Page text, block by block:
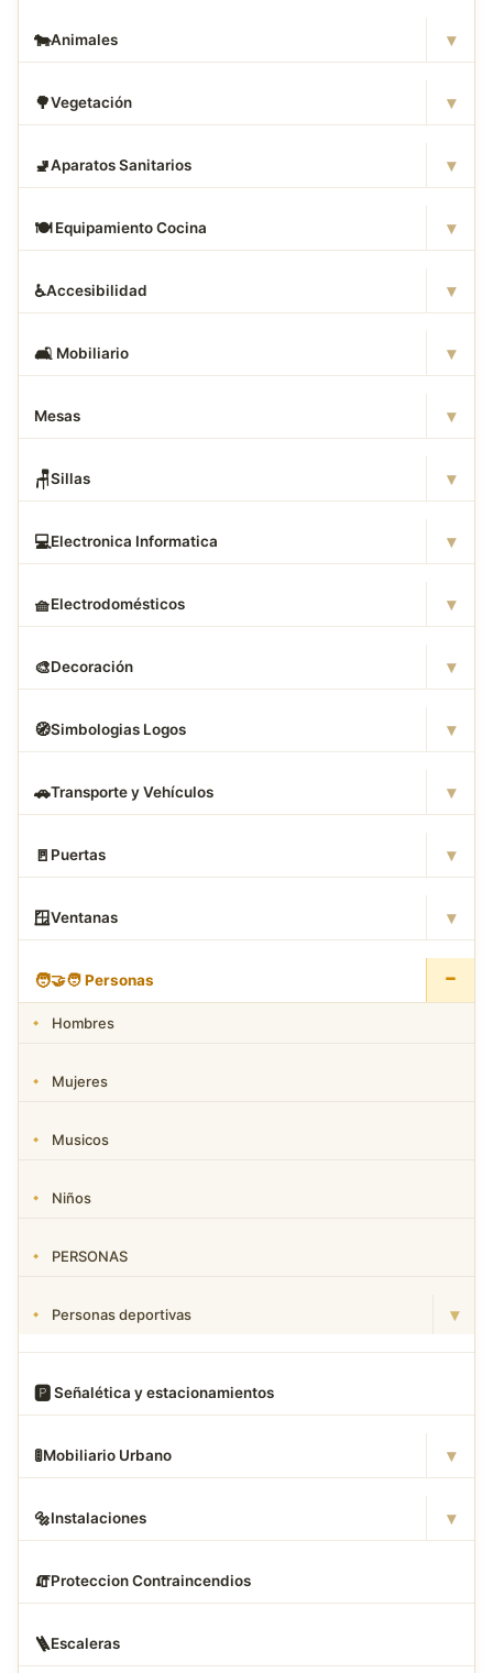
🐄Animales ▾
🌳Vegetación ▾
🚽Aparatos Sanitarios ▾
🍽️ Equipamiento Cocina ▾
♿Accesibilidad ▾
🛋 ️ Mobiliario ▾
Mesas ▾
🪑Sillas ▾
💻Electronica Informatica ▾
🧺Electrodomésticos ▾
🎨Decoración ▾
🧭Simbologias Logos ▾
🚗Transporte y Vehículos ▾
🚪 Puertas ▾
🪟Ventanas ▾
🧑‍🤝‍🧑 Personas −
Hombres
Mujeres
Musicos
Niños
PERSONAS
Personas deportivas ▾
🅿️ Señalética y estacionamientos
🚦Mobiliario Urbano ▾
🔩Instalaciones ▾
🧯Proteccion Contraincendios
🪜Escaleras